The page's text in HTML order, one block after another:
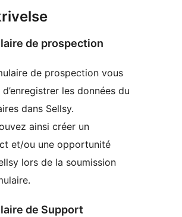
de prospection
de prospection vous
les données du
dans Sellsy.
ainsi créer un
et/ou une opportunité
lors de la soumission
de Support